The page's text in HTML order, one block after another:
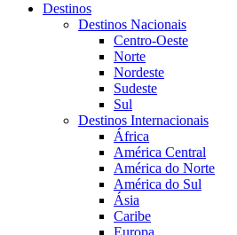
Destinos
Destinos Nacionais
Centro-Oeste
Norte
Nordeste
Sudeste
Sul
Destinos Internacionais
África
América Central
América do Norte
América do Sul
Ásia
Caribe
Europa